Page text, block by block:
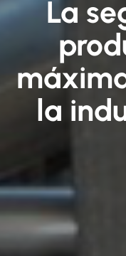
La
la